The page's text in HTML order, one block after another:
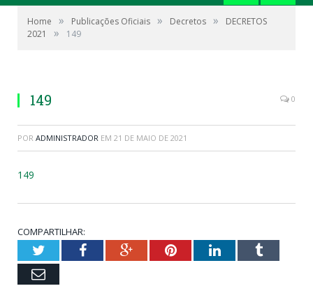
Home » Publicações Oficiais » Decretos »
DECRETOS
2021
» 149
149 0
POR ADMINISTRADOR EM 21 DE MAIO DE 2021
149
COMPARTILHAR:
TwitterFacebookGoogle+PinterestLinkedInTumblr
Email